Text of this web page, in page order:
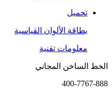
تحميل
بطاقة الألوان القياسية
معلومات تقنية
الخط الساخن المجاني
400-7767-888